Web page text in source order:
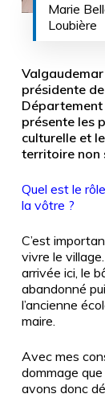
Marie
Loubière
présidente
présente les
culturelle et
territoire non
Quel est le
la vôtre ?
C’est
vivre le
arrivée ici, le
abandonné
l’ancienne
maire.
Avec mes
dommage
avons donc